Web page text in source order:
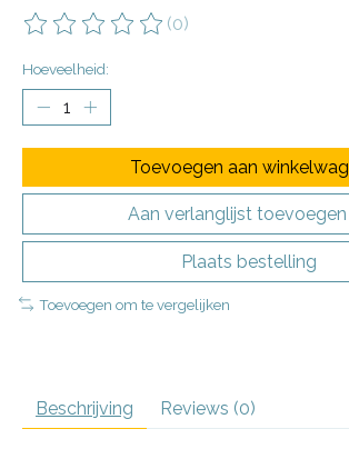
De beoordeling van dit product is
(0)
Hoeveelheid:
Toevoegen aan
Aan verlanglijst toevoegen
Plaats bestelling
Toevoegen om te vergelijken
Beschrijving Reviews (0)